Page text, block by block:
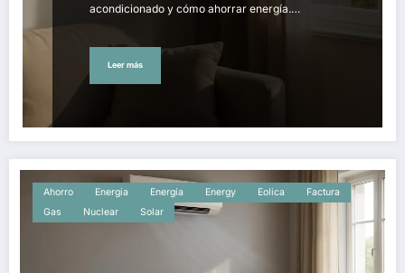
acondicionado y cómo ahorrar energía.…
Leer más
Ahorro Energia Energía Energy Eolica
Factura
Gas
Nuclear Solar